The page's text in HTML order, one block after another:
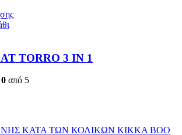
TORRO 3 ΙΝ 1
0 από 5